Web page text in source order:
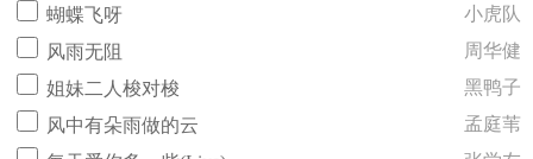
蝴蝶飞呀
小虎队
风雨无阻
周华健
姐妹二人梭对梭
黑鸭子
风中有朵雨做的云
孟庭苇